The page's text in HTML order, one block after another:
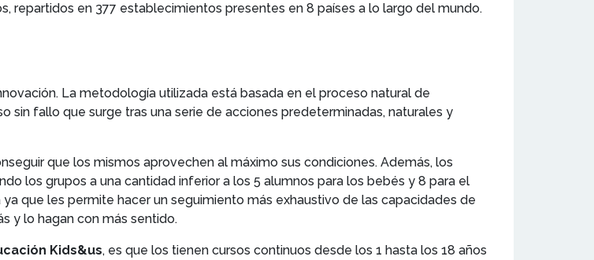
repartidos en 377 establecimientos presentes en 8 países a lo largo del mundo.
La metodología utilizada está basada en el proceso natural de
sin fallo que surge tras una serie de acciones predeterminadas, naturales y
que los mismos aprovechen al máximo sus condiciones. Además, los
los grupos a una cantidad inferior a los 5 alumnos para los bebés y 8 para el
que les permite hacer un seguimiento más exhaustivo de las capacidades de
y lo hagan con más sentido.
Kids&us, es que los tienen cursos continuos desde los 1 hasta los 18 años